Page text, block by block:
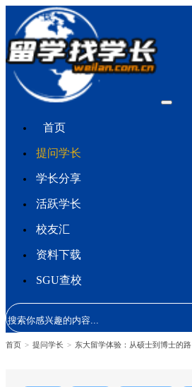
首页
提问学长
学长分享
活跃学长
校友汇
资料下载
SGU查校
首页 > 提问学长 > 东大留学体验：从硕士到博士的路